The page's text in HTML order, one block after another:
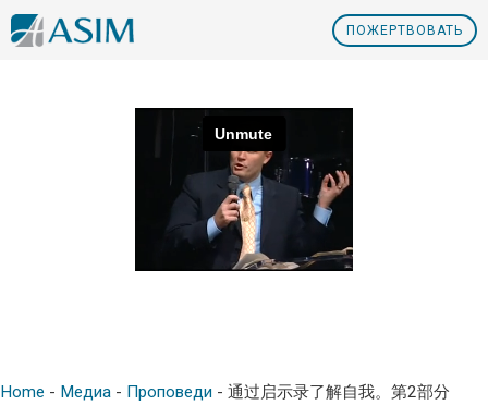
ПOЖЕРТВОВАТЬ
Home - Медиа - Проповеди - 通过启示录了解自我。第2部分